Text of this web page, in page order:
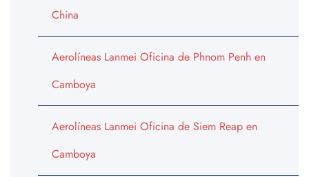
China
Aerolíneas Lanmei Oficina de Phnom Penh en
Camboya
Aerolíneas Lanmei Oficina de Siem Reap en
Camboya